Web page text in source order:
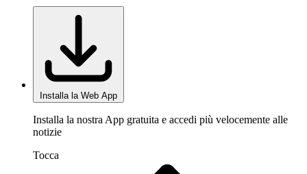
Installa la Web App
Installa la nostra App gratuita e accedi più velocemente alle
notizie
Tocca